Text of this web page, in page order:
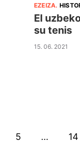
EZEIZA.
El
su tenis
15. 06. 2021
5 … 14